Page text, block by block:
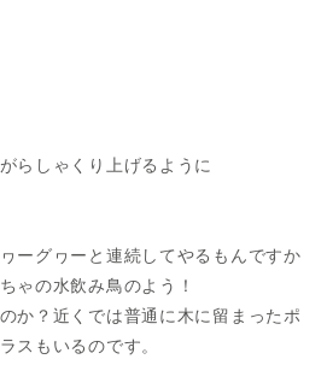
らしゃくり上げるように
ーグヮーと連続してやるもんですか
ゃの水飲み鳥のよう！
か？近くでは普通に木に留まったポ
スもいるのです。